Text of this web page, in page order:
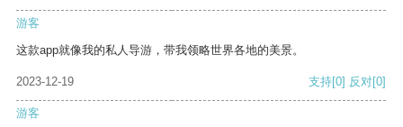
游客
这款app就像我的私人导游，带我领略世界各地的美景。
2023-12-19 支持[0] 反对[0]
游客